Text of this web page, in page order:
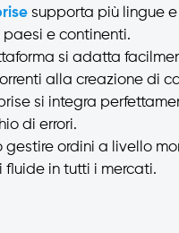
supporta più lingue
e continenti.
si adatta
alla creazione di
si integra
di errori.
gestire ordini a livello
in tutti i mercati.